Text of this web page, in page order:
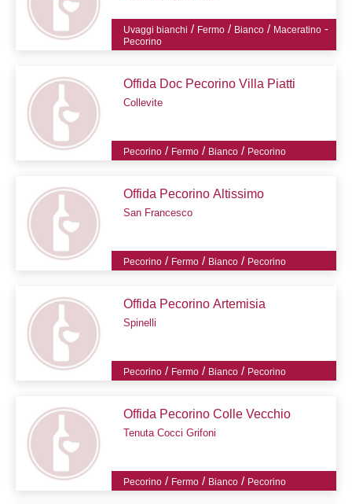
Uvaggi bianchi / Fermo / Bianco / Maceratino -
Pecorino
Offida Doc Pecorino Villa Piatti
Collevite
Pecorino / Fermo / Bianco / Pecorino
Offida Pecorino Altissimo
San Francesco
Pecorino / Fermo / Bianco / Pecorino
Offida Pecorino Artemisia
Spinelli
Pecorino / Fermo / Bianco / Pecorino
Offida Pecorino Colle Vecchio
Tenuta Cocci Grifoni
Pecorino / Fermo / Bianco / Pecorino